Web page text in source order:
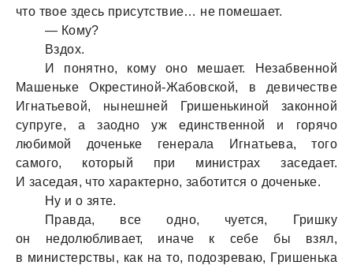
что твое здесь присутствие… не помешает.
— Кому?
Вздох.
И понятно, кому оно мешает. Незабвенной
Машеньке Окрестиной-Жабовской, в девичестве
Игнатьевой, нынешней Гришенькиной законной
супруге, а заодно уж единственной и горячо
любимой доченьке генерала Игнатьева, того
самого, который при министрах заседает.
И заседая, что характерно, заботится о доченьке.
Ну и о зяте.
Правда, все одно, чуется, Гришку
он недолюбливает, иначе к себе бы взял,
в министерствы, как на то, подозреваю, Гришенька